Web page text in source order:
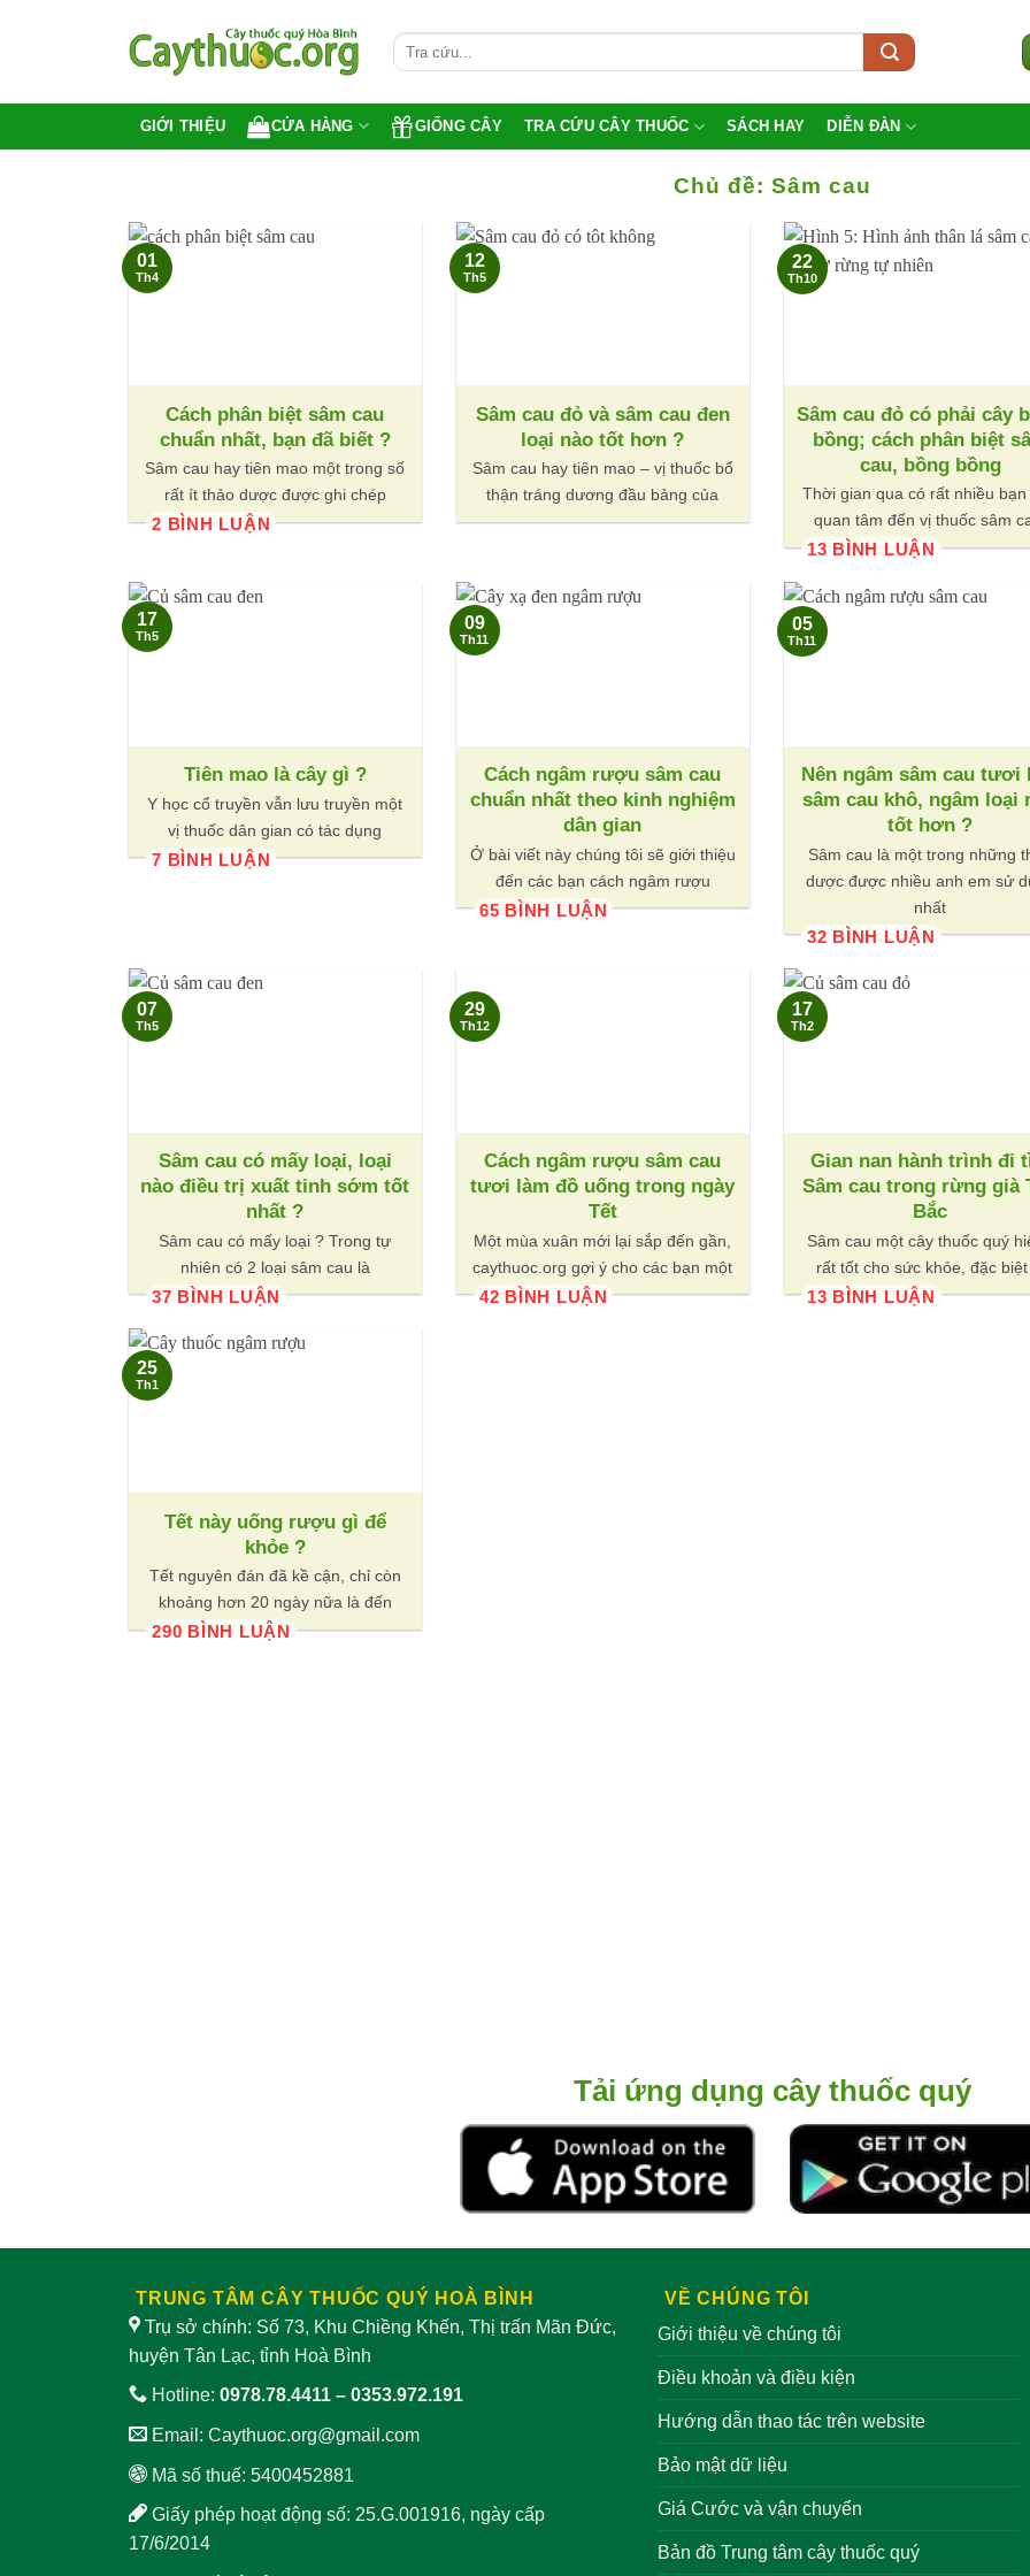
dung
GIỚI THIỆU CỬA HÀNG GIỐNG CÂY TRA CỨU CÂY THUỐC SÁCH HAY DIỄN ĐÀN
Chủ đề: Sâm cau
Cách phân biệt sâm cau
chuẩn nhất, bạn đã biết ?
Sâm cau hay tiên mao một trong số
rất ít thảo dược được ghi chép
2 BÌNH LUẬN
01
Th4
Sâm cau đỏ và sâm cau đen
loại nào tốt hơn ?
Sâm cau hay tiên mao – vị thuốc bổ
thận tráng dương đầu bảng của
12
Th5
Sâm cau đỏ có phải cây
bồng; cách phân biệt
cau, bồng bồng
Thời gian qua có rất nhiều bạn
quan tâm đến vị thuốc sâm
13 BÌNH LUẬN
22
Th10
Tiên mao là cây gì ?
Y học cổ truyền vẫn lưu truyền một
vị thuốc dân gian có tác dụng
7 BÌNH LUẬN
17
Th5
Cách ngâm rượu sâm cau
chuẩn nhất theo kinh nghiệm
dân gian
Ở bài viết này chúng tôi sẽ giới thiệu
đến các bạn cách ngâm rượu
65 BÌNH LUẬN
09
Th11
Nên ngâm sâm cau tươi
sâm cau khô, ngâm loại
tốt hơn ?
Sâm cau là một trong những
dược được nhiều anh em sử
nhất
32 BÌNH LUẬN
05
Th11
Sâm cau có mấy loại, loại
nào điều trị xuất tinh sớm tốt
nhất ?
Sâm cau có mấy loại ? Trong tự
nhiên có 2 loại sâm cau là
37 BÌNH LUẬN
07
Th5
Cách ngâm rượu sâm cau
tươi làm đồ uống trong ngày
Tết
Một mùa xuân mới lại sắp đến gần,
caythuoc.org gợi ý cho các bạn một
42 BÌNH LUẬN
29
Th12
Gian nan hành trình đi
Sâm cau trong rừng già
Bắc
Sâm cau một cây thuốc quý
rất tốt cho sức khỏe, đặc biệt
13 BÌNH LUẬN
17
Th2
Tết này uống rượu gì để
khỏe ?
Tết nguyên đán đã kề cận, chỉ còn
khoảng hơn 20 ngày nữa là đến
290 BÌNH LUẬN
25
Th1
Tải ứng dụng cây thuốc quý
TRUNG TÂM CÂY THUỐC QUÝ HOÀ BÌNH
Trụ sở chính: Số 73, Khu Chiềng Khến, Thị trấn Mãn Đức,
huyện Tân Lạc, tỉnh Hoà Bình
Hotline: 0978.78.4411 – 0353.972.191
Email: Caythuoc.org@gmail.com
Mã số thuế: 5400452881
Giấy phép hoạt động số: 25.G.001916, ngày cấp
17/6/2014
VỀ CHÚNG TÔI
Giới thiệu về chúng tôi
Điều khoản và điều kiện
Hướng dẫn thao tác trên website
Bảo mật dữ liệu
Giá Cước và vận chuyển
Bản đồ Trung tâm cây thuốc quý